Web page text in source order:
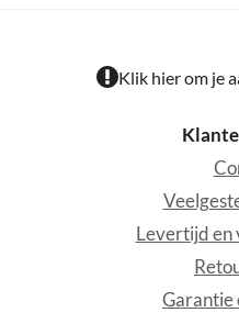
Klik hier om je
Levertijd en
Garantie